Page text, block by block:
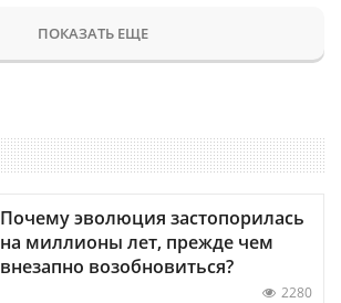
ПОКАЗАТЬ ЕЩЕ
Почему эволюция застопорилась
на миллионы лет, прежде чем
внезапно возобновиться?
2280